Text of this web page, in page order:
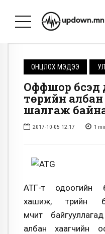
ОНЦЛОХ МЭДЭЭ
Оффшор бүсэд
төрийн
шалгаж
2017-10-05 12:17 1
АТГ-т одоогийн
хашиж, төрийн
өмчит
албан хаагчийн